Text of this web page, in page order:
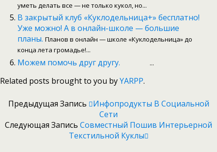
уметь делать все — не только кукол, но...
В закрытый клуб «Куклодельница+» бесплатно!
Уже можно! А в онлайн-школе — большие
планы. Планов в онлайн — школе «Куклодельница» до
конца лета громадье!...
Можем помочь друг другу. ...
Related posts brought to you byYARPP.
Предыдущая Запись
Инфопродукты В Социальной
Сети
Следующая Запись Совместный Пошив Интерьерной
Текстильной Куклы